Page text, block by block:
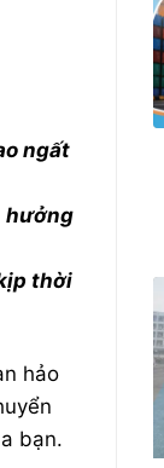
ngất
hưởng
thời
hảo
bạn.